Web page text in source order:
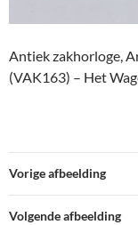
Antiek zakhorloge,
(VAK163) – Het
Vorige afbeelding
Volgende afbeelding